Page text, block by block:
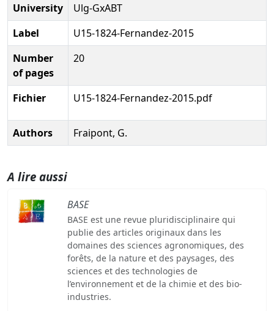
University
Ulg-GxABT
Label
U15-1824-Fernandez-2015
Number
of pages
20
Fichier U15-1824-Fernandez-2015.pdf
Authors Fraipont, G.
A lire aussi
BASE
BASE est une revue pluridisciplinaire qui
publie des articles originaux dans les
domaines des sciences agronomiques, des
forêts, de la nature et des paysages, des
sciences et des technologies de
l’environnement et de la chimie et des bio-
industries.